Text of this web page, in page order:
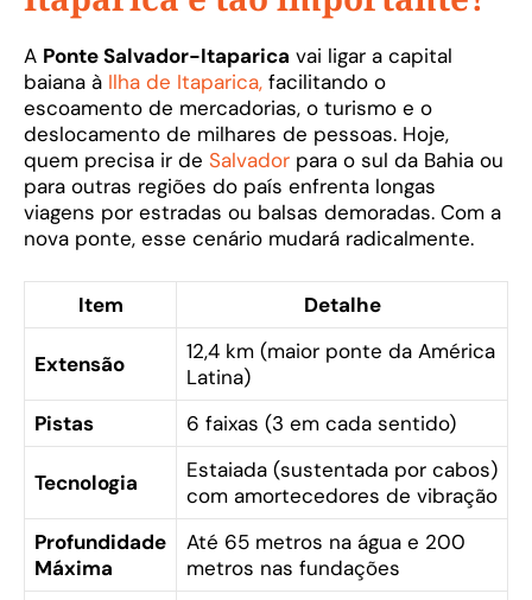
A Ponte Salvador-Itaparica vai ligar a capital
baiana à Ilha de Itaparica, facilitando o
escoamento de mercadorias, o turismo e o
deslocamento de milhares de pessoas. Hoje,
quem precisa ir de Salvador para o sul da Bahia ou
para outras regiões do país enfrenta longas
viagens por estradas ou balsas demoradas. Com a
nova ponte, esse cenário mudará radicalmente.
Item Detalhe
Extensão
12,4 km (maior ponte da América
Latina)
Pistas
6 faixas (3 em cada sentido)
Tecnologia
Estaiada (sustentada por cabos)
com amortecedores de vibração
Profundidade
Máxima
Até 65 metros na água e 200
metros nas fundações